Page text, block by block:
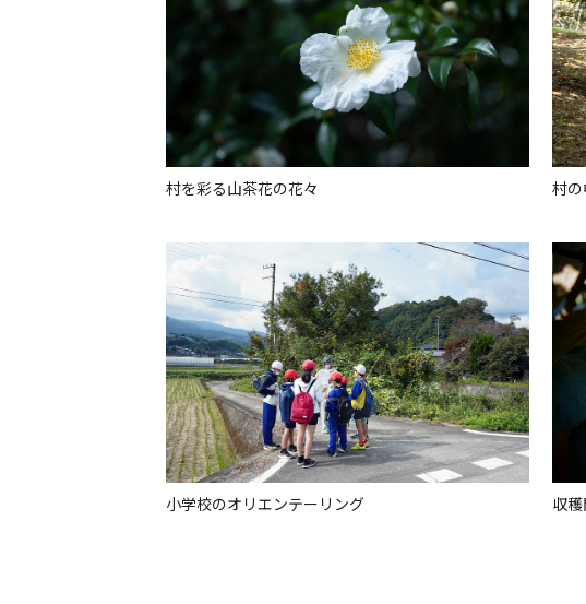
村を彩る山茶花の花々 村
小学校のオリエンテーリング 収